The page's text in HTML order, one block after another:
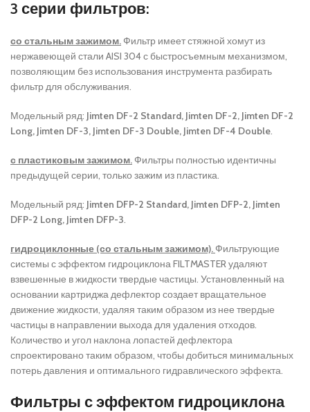
3 серии фильтров:
со стальным зажимом. Фильтр имеет стяжной хомут из
нержавеющей стали AISI 304 с быстросъемным механизмом,
позволяющим без использования инструмента разбирать
фильтр для обслуживания.
Модельный ряд: Jimten DF-2 Standard, Jimten DF-2, Jimten DF-2
Long, Jimten DF-3, Jimten DF-3 Double, Jimten DF-4 Double.
с пластиковым зажимом. Фильтры полностью идентичны
предыдущей серии, только зажим из пластика.
Модельный ряд: Jimten DFP-2 Standard, Jimten DFP-2, Jimten
DFP-2 Long, Jimten DFP-3.
гидроциклонные (со стальным зажимом). Фильтрующие
системы с эффектом гидроциклона FILTMASTER удаляют
взвешенные в жидкости твердые частицы. Установленный на
основании картриджа дефлектор создает вращательное
движение жидкости, удаляя таким образом из нее твердые
частицы в направлении выхода для удаления отходов.
Количество и угол наклона лопастей дефлектора
спроектировано таким образом, чтобы добиться минимальных
потерь давления и оптимального гидравлического эффекта.
Фильтры с эффектом гидроциклона